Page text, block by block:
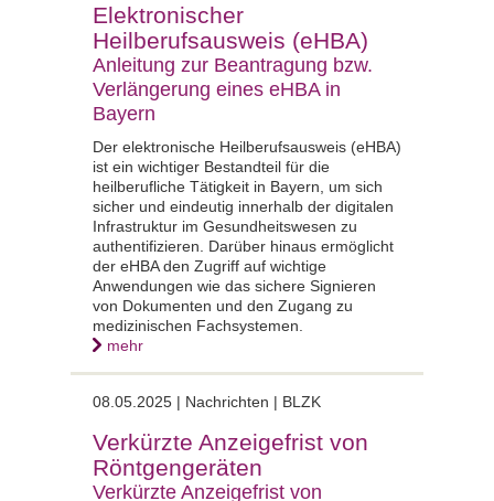
Elektronischer
Heilberufsausweis (eHBA)
Anleitung zur Beantragung bzw.
Verlängerung eines eHBA in
Bayern
Der elektronische Heilberufsausweis (eHBA)
ist ein wichtiger Bestandteil für die
heilberufliche Tätigkeit in Bayern, um sich
sicher und eindeutig innerhalb der digitalen
Infrastruktur im Gesundheitswesen zu
authentifizieren. Darüber hinaus ermöglicht
der eHBA den Zugriff auf wichtige
Anwendungen wie das sichere Signieren
von Dokumenten und den Zugang zu
medizinischen Fachsystemen.
mehr
08.05.2025 | Nachrichten | BLZK
Verkürzte Anzeigefrist von
Röntgengeräten
Verkürzte Anzeigefrist von